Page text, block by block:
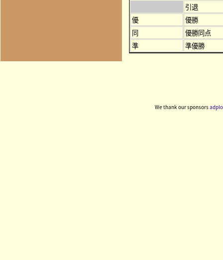
引退
優
優勝
同
優勝同点
準
準優勝
We thank our sponsors